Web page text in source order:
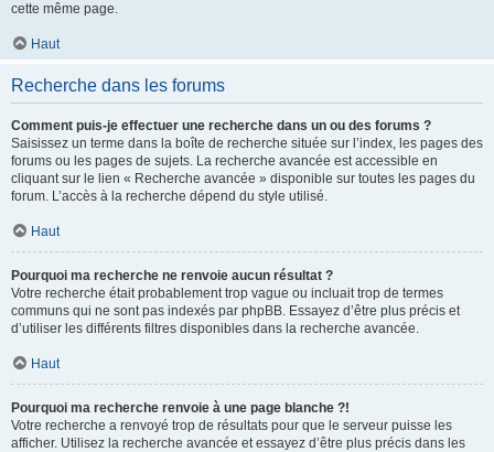
cette même page.
Haut
Recherche dans les forums
Comment puis-je effectuer une recherche dans un ou des forums ?
Saisissez un terme dans la boîte de recherche située sur l’index, les pages des
forums ou les pages de sujets. La recherche avancée est accessible en
cliquant sur le lien « Recherche avancée » disponible sur toutes les pages du
forum. L’accès à la recherche dépend du style utilisé.
Haut
Pourquoi ma recherche ne renvoie aucun résultat ?
Votre recherche était probablement trop vague ou incluait trop de termes
communs qui ne sont pas indexés par phpBB. Essayez d’être plus précis et
d’utiliser les différents filtres disponibles dans la recherche avancée.
Haut
Pourquoi ma recherche renvoie à une page blanche ?!
Votre recherche a renvoyé trop de résultats pour que le serveur puisse les
afficher. Utilisez la recherche avancée et essayez d’être plus précis dans les